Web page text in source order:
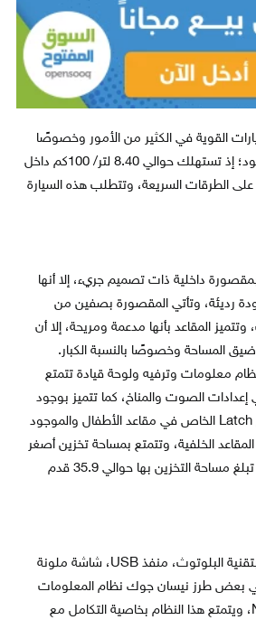
من السيارات القوية في الكثير من الأمور وخصوصًا
في كفائتها في توفير الوقود؛ إذ تستهلك حوالي 8.40 لتر/ 100كم داخل
و7.35 لتر/ 100كم على الطرقات السريعة، وتتطلب هذه السيارة
نيسان جوك 2015 بمقصورة داخلية ذات تصميم جريء، إلا أنها
رديئة، وتأتي المقصورة بصفين من
المقاعد بأنها مدعمة ومريحة، إلا أن
ضيق المساحة وخصوصًا بالنسبة الكبار.
معلومات وترفيه ولوحة قيادة تتمتع
الصوت والمناخ، كما تتميز بوجود
مجموعات كاملة من نظام Latch الخاص في مقاعد الأطفال والموجود
الخلفية، وتتمتع بمساحة تخزين أصغر
من السيارات المنافسة؛ إذ تبلغ مساحة التخزين بها حوالي 35.9 قدم
تتمتع نيسان جوك 2015 بتقنية البلوتوث، منفذ USB، شاشة ملونة
في بعض طرز نيسان جوك نظام المعلومات
والترفيه NissanConnect، ويتمتع هذا النظام بخاصية التكامل مع